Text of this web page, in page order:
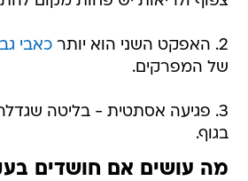
2. האפקט השני הוא יותר כאבי גב
של המפרקים.
3. פגיעה אסתטית - בליטה
בגוף.
מה עושים אם חושדים